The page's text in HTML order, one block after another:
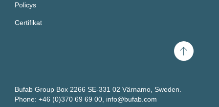
Få ny kunskap varje
Policys
Certifikat
Scroll
Bufab Group Box 2266 SE-331 02 Värnamo, Sweden.
Phone: +46 (0)370 69 69 00, info@bufab.com